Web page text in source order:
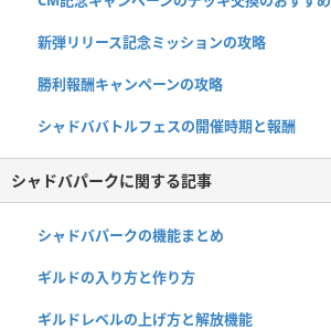
新弾リリース記念ミッションの攻略
勝利報酬キャンペーンの攻略
シャドババトルフェスの開催時期と報酬
シャドバパークに関する記事
シャドバパークの機能まとめ
ギルドの入り方と作り方
ギルドレベルの上げ方と解放機能